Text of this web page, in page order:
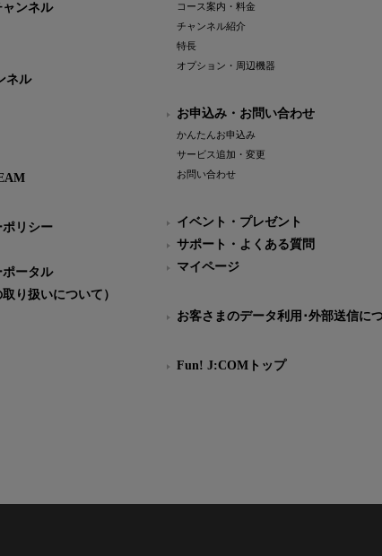
ャンネル
ネル
ポリシー
ポータル
取り扱いについて）
コース案内・料金
チャンネル紹介
特長
オプション・周辺機器
お申込み・お問い合わせ
かんたんお申込み
サービス追加・変更
お問い合わせ
イベント・プレゼント
サポート・よくある質問
マイページ
お客さまのデータ利用･外部送信に
Fun! J:COMトップ